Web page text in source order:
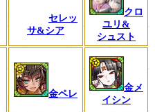
セレッ
サ&シア
クロ
ユリ&
シュスト
金ペレ
金メ
イシン